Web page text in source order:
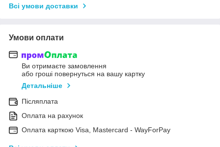
Всі умови доставки
Умови оплати
Ви отримаєте замовлення
або гроші повернуться на вашу картку
Детальніше
Післяплата
Оплата на рахунок
Оплата карткою Visa, Mastercard - WayForPay